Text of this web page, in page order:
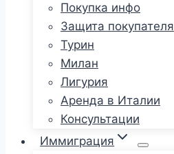
Покупка инфо
Защита покупателя
Турин
Милан
Лигурия
Аренда в Италии
Консультации
Иммиграция